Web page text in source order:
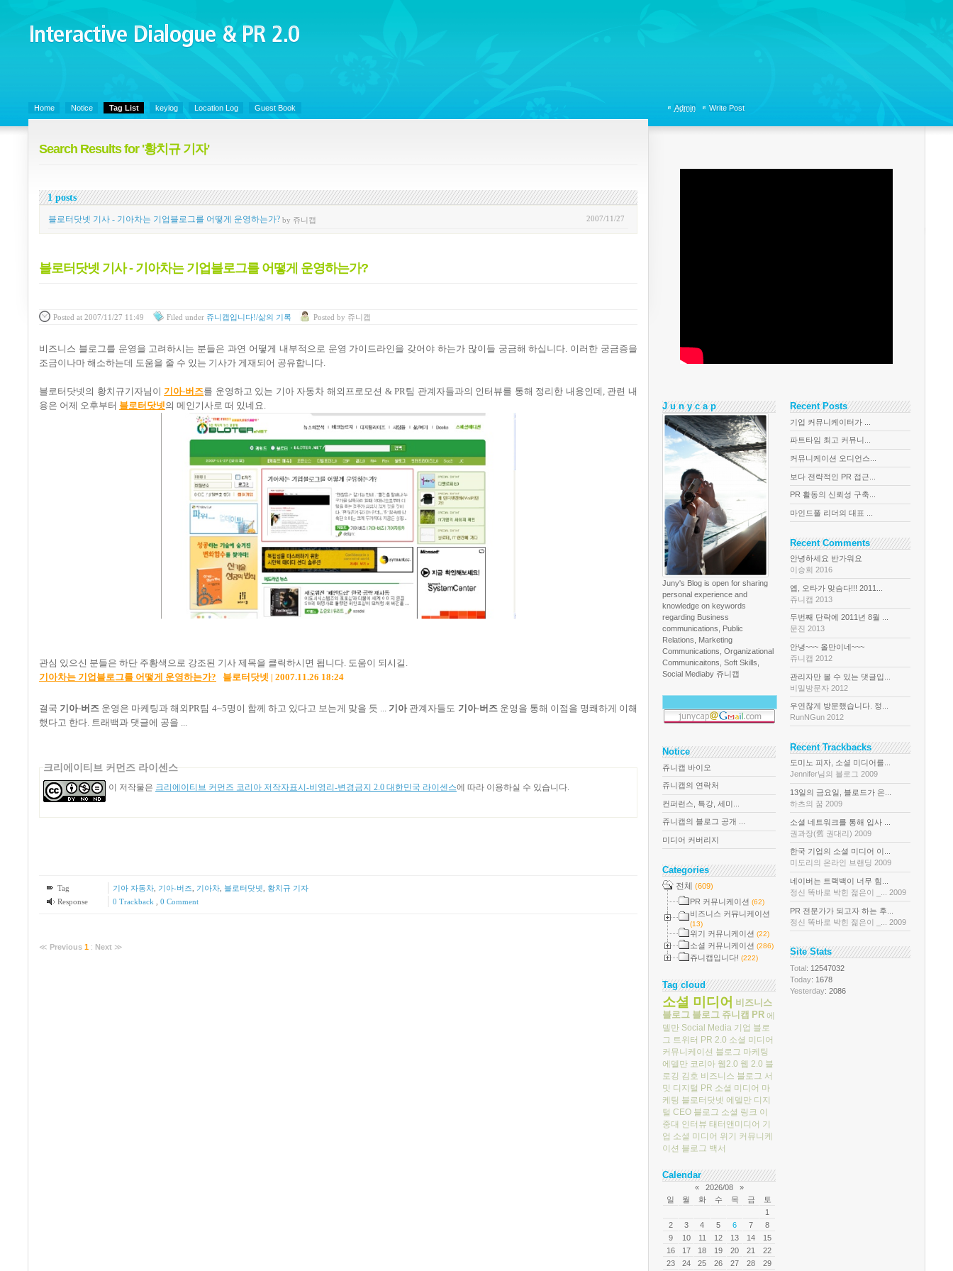
Interactive Dialogue &
PR 2.0
Home Notice Tag List keylog Location Log Guest Book
Search Results for '황치규 기자'
1 posts
2007/11/27
블로터닷넷 기사 - 기아차는 기업블로그를 어떻게 운영하는가? by 쥬니캡
블로터닷넷 기사 - 기아차는 기업블로그를 어떻게 운영하는가?
Posted at 2007/11/27 11:49 Filed under 쥬니캡입니다!/삶의 기록 Posted by 쥬니캡
비즈니스 블로그를 운영을 고려하시는 분들은 과연 어떻게 내부적으로 운영 가이드라인을 갖어야 하는가 많이들 궁금해 하십니다. 이러한 궁금증을
조금이나마 해소하는데 도움을 줄 수 있는 기사가 게재되어 공유합니다.
블로터닷넷의 황치규기자님이 기아-버즈를 운영하고 있는 기아 자동차 해외프로모션 & PR팀 관계자들과의 인터뷰를 통해 정리한 내용인데, 관련 내
용은 어제 오후부터 블로터닷넷의 메인기사로 떠 있네요.
관심 있으신 분들은 하단 주황색으로 강조된 기사 제목을 클릭하시면 됩니다. 도움이 되시길.
기아차는 기업블로그를 어떻게 운영하는가?
블로터닷넷 | 2007.11.26 18:24
결국 기아-버즈 운영은 마케팅과 해외PR팀 4~5명이 함께 하고 있다고 보는게 맞을 듯 ... 기아관계자들도 기아-버즈운영을 통해 이점을 명쾌하게 이해
했다고 한다. 트래백과 댓글에 공을 ...
크리에이티브 커먼즈 라이센스
이 저작물은 크리에이티브 커먼즈 코리아 저작자표시-비영리-변경금지 2.0 대한민국 라이센스에 따라 이용하실 수 있습니다.
Tag 기아 자동차, 기아-버즈 기아차, 블로터닷넷 황치규 기자
Response
0 Trackback 0 Comment
≪ Previous 1 : Next ≫
Admin Write Post
J u n y c a p
Juny's Blog is open for sharing
personal experience and
knowledge on keywords
regarding Business
communications, Public
Relations, Marketing
Communications, Organizational
Communicaitons, Soft Skills,
Social Mediaby 쥬니캡
Notice
쥬니캡 바이오
쥬니캡의 연락처
컨퍼런스, 특강, 세미...
쥬니캡의 블로그 공개 ...
미디어 커버리지
Categories
전체 (609)
PR 커뮤니케이션 (62)
비즈니스 커뮤니케이션
(13)
위기 커뮤니케이션 (22)
소셜 커뮤니케이션 (286)
쥬니캡입니다! (222)
Tag cloud
소셜 미디어 비즈니스
블로그 블로그 쥬니캡 PR 에
델만 Social Media 기업 블로
그 트위터 PR 2.0 소셜 미디어
커뮤니케이션 블로그 마케팅
에델만 코리아 웹2.0 웹 2.0 블
로깅 김호 비즈니스 블로그 서
밋 디지털 PR 소셜 미디어 마
케팅 블로터닷넷 에델만 디지
털 CEO 블로그 소셜 링크 이
중대 인터뷰 태터앤미디어 기
업 소셜 미디어 위기 커뮤니케
이션 블로그 백서
Calendar
« 2026/08
»
일
월 화 수 목 금
토
1
2
3 4 5 6 7
8
9
10 11 12 13 14
15
16
17 18 19 20 21
22
23
24 25 26 27 28 29
Recent Posts
기업 커뮤니케이터가 ...
파트타임 최고 커뮤니...
커뮤니케이션 오디언스...
보다 전략적인 PR 접근...
PR 활동의 신뢰성 구축...
마인드풀 리더의 대표 ...
Recent Comments
안녕하세요 반가워요
이승희 2016
옙, 오타가 맞슴다!!! 2011...
쥬니캡 2013
두번째 단락에 2011년 8월 ...
문진 2013
안녕~~~ 올만이네~~~
쥬니캡 2012
관리자만 볼 수 있는 댓글입...
비밀방문자 2012
우연찮게 방문했습니다. 정...
RunNGun 2012
Recent Trackbacks
도미노 피자, 소셜 미디어를...
Jennifer님의 블로그 2009
13일의 금요일, 블로드가 온...
하츠의 꿈 2009
소셜 네트워크를 통해 입사 ...
권과장(舊 권대리) 2009
한국 기업의 소셜 미디어 이...
미도리의 온라인 브랜딩 2009
네이버는 트랙백이 너무 힘...
정신 똑바로 박힌 젊은이 _... 2009
PR 전문가가 되고자 하는 후...
정신 똑바로 박힌 젊은이 _... 2009
Site Stats
Total: 12547032
Today: 1678
Yesterday: 2086